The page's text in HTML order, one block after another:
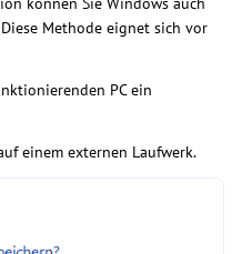
Methode eignet sich vor
PC ein
einem externen Laufwerk.